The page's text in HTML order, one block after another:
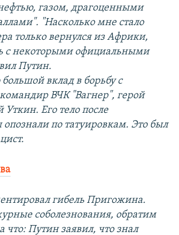
газом, драгоценными
"Насколько мне стало
только вернулся из Африки,
с некоторыми официальными
Путин.
вклад в борьбу с
ВЧК "Вагнер", герой
Его тело после
опознали по татуировкам. Это был
гибель Пригожина.
соболезнования, обратим
что: Путин заявил, что знал